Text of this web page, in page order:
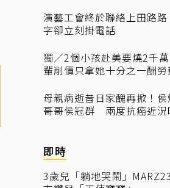
演藝工會終於聯絡上田路
字卻立刻掛電話
獨／2個小孩赴美要燒2千
輩削價只拿她十分之一酬勞
母親病逝昔日家醜再掀！
哥哥侯冠群 兩度抗癌近況
即時
3歲兒「躺地哭鬧」